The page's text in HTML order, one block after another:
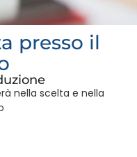
presso il
nella scelta e nella